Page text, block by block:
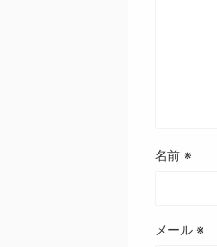
名前 ※
メール ※